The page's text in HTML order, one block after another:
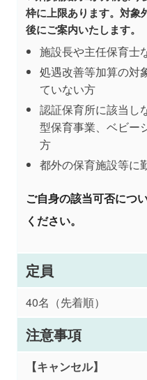
枠に上限あります。対象
後にご案内いたします。
施設長や主任保育士
処遇改善等加算の対
ていない方
認証保育所に該当し
型保育事業、ベビー
方
都外の保育施設等に
ご自身の該当可否につ
ください。
定員
40名（先着順）
注意事項
【キャンセル】